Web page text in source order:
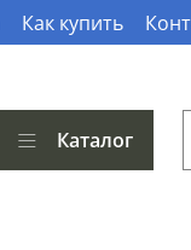
Как купить
Каталог